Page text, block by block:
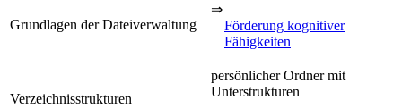
Grundlagen der Dateiverwaltung
⇒
Förderung kognitiver
Fähigkeiten
Verzeichnisstrukturen
persönlicher Ordner mit
Unterstrukturen